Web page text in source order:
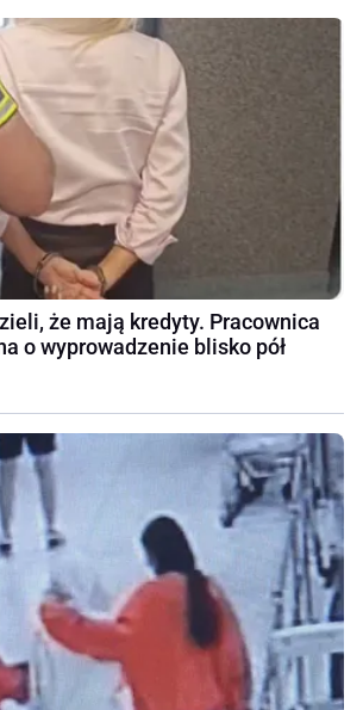
że mają kredyty. Pracownica
o wyprowadzenie blisko pół